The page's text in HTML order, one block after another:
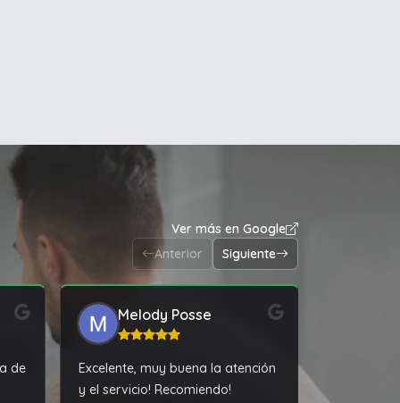
Ver más en Google
Anterior
Siguiente
de
Melody Posse
Excelente, muy buena la atención
y el servicio! Recomiendo!